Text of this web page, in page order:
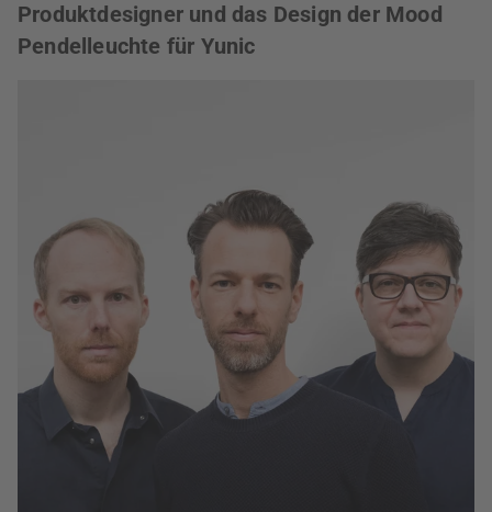
Produktdesigner und das Design der Mood
Pendelleuchte für Yunic